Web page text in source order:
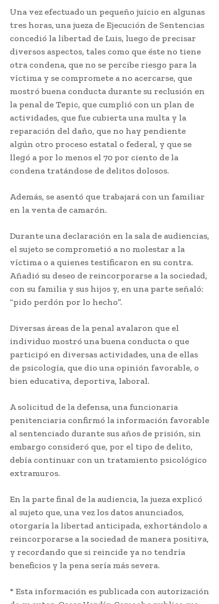
Una vez efectuado un pequeño juicio en algunas
tres horas, una jueza de Ejecución de Sentencias
concedió la libertad de Luis, luego de precisar
diversos aspectos, tales como que éste no tiene
otra condena, que no se percibe riesgo para la
víctima y se compromete a no acercarse, que
mostró buena conducta durante su reclusión en
la penal de Tepic, que cumplió con un plan de
actividades, que fue cubierta una multa y la
reparación del daño, que no hay pendiente
algún otro proceso estatal o federal, y que se
llegó a por lo menos el 70 por ciento de la
condena tratándose de delitos dolosos.
Además, se asentó que trabajará con un familiar
en la venta de camarón.
Durante una declaración en la sala de audiencias,
el sujeto se comprometió a no molestar a la
víctima o a quienes testificaron en su contra.
Añadió su deseo de reincorporarse a la sociedad,
con su familia y sus hijos y, en una parte señaló:
“pido perdón por lo hecho”.
Diversas áreas de la penal avalaron que el
individuo mostró una buena conducta o que
participó en diversas actividades, una de ellas
de psicología, que dio una opinión favorable, o
bien educativa, deportiva, laboral.
A solicitud de la defensa, una funcionaria
penitenciaria confirmó la información favorable
al sentenciado durante sus años de prisión, sin
embargo consideró que, por el tipo de delito,
debía continuar con un tratamiento psicológico
extramuros.
En la parte final de la audiencia, la jueza explicó
al sujeto que, una vez los datos anunciados,
otorgaría la libertad anticipada, exhortándolo a
reincorporarse a la sociedad de manera positiva,
y recordando que si reincide ya no tendría
beneficios y la pena sería más severa.
* Esta información es publicada con autorización